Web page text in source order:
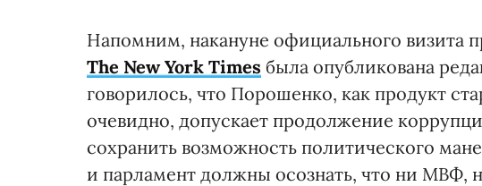
Напомним, накануне официального визита
The New York Times была опубликована
говорилось, что Порошенко, как продукт
очевидно, допускает продолжение
сохранить возможность политического
и парламент должны осознать, что ни